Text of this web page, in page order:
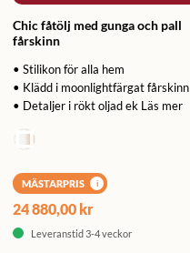
Chic fåtölj med gunga och pall
fårskinn
• Stilikon för alla hem
• Klädd i moonlightfärgat fårskinn
• Detaljer i rökt oljad ek Läs mer
MÄSTARPRIS i
24 880,00 kr
Leveranstid 3-4 veckor